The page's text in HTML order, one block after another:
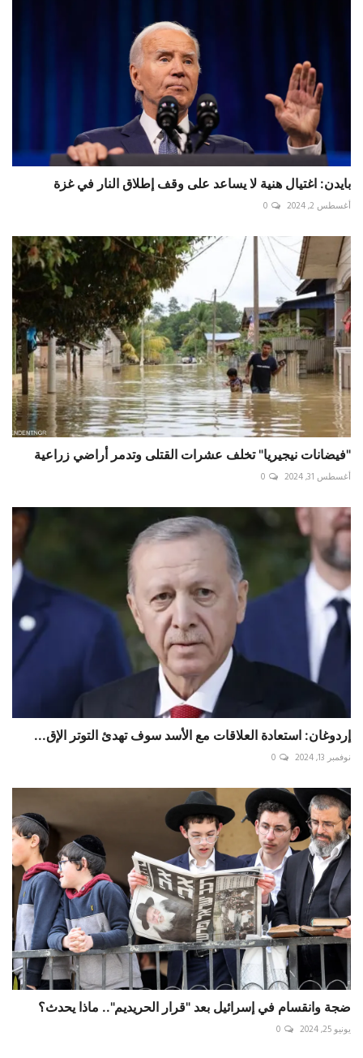
بايدن: اغتيال هنية لا يساعد على وقف إطلاق النار في غزة
أغسطس 2, 2024 0
"فيضانات نيجيريا" تخلف عشرات القتلى وتدمر أراضي زراعية
أغسطس 31, 2024 0
إردوغان: استعادة العلاقات مع الأسد سوف تهدئ التوتر الإق...
نوفمبر 13, 2024 0
ضجة وانقسام في إسرائيل بعد "قرار الحريديم".. ماذا يحدث؟
يونيو 25, 2024 0